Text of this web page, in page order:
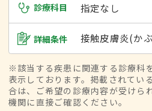
診療科目 指定なし
詳細条件 接触皮膚炎(か
※該当する疾患に関連する診療科
表示しております。掲載されてい
合は、ご希望の診療内容が受けら
機関に直接ご確認ください。